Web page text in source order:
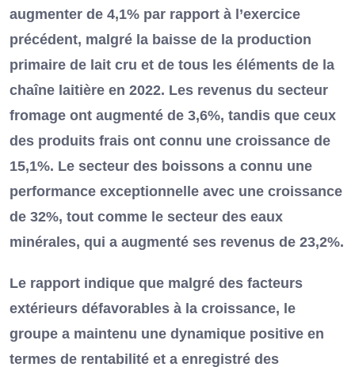
augmenter de 4,1% par rapport à l’exercice
précédent, malgré la baisse de la production
primaire de lait cru et de tous les éléments de la
chaîne laitière en 2022. Les revenus du secteur
fromage ont augmenté de 3,6%, tandis que ceux
des produits frais ont connu une croissance de
15,1%. Le secteur des boissons a connu une
performance exceptionnelle avec une croissance
de 32%, tout comme le secteur des eaux
minérales, qui a augmenté ses revenus de 23,2%.
Le rapport indique que malgré des facteurs
extérieurs défavorables à la croissance, le
groupe a maintenu une dynamique positive en
termes de rentabilité et a enregistré des